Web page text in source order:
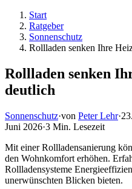
Start
Ratgeber
Sonnenschutz
Rollladen senken Ihre
Rollladen senken
deutlich
Sonnenschutz·von Peter Lehr·
Juni 2026·3 Min. Lesezeit
Mit einer Rollladensanierung
den Wohnkomfort erhöhen.
Rollladensysteme
unerwünschten Blicken bieten.